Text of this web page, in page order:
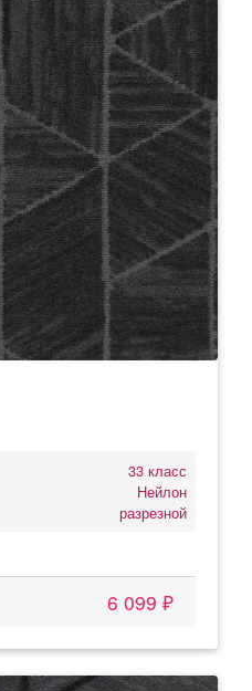
33 класс
Нейлон
разрезной
6 099 ₽